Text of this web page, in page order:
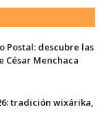
Postal: descubre las
César Menchaca
tradición wixárika,